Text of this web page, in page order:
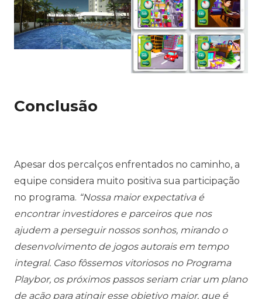
Conclusão
Apesar dos percalços enfrentados no caminho, a
equipe considera muito positiva sua participação
no programa. “Nossa maior expectativa é
encontrar investidores e parceiros que nos
ajudem a perseguir nossos sonhos, mirando o
desenvolvimento de jogos autorais em tempo
integral. Caso fôssemos vitoriosos no Programa
Playbor, os próximos passos seriam criar um plano
de ação para atingir esse objetivo maior, que é